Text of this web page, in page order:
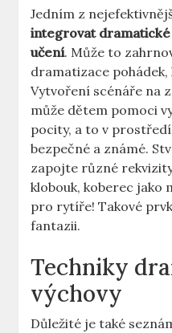
Jedním z
integrovat
učení. Může to
dramatizace
Vytvoření scénáře na
může dětem pomoci
pocity, a to v
bezpečné a známé.
zapojte různé
klobouk, koberec jako
pro rytíře! Takové
fantazii.
Techniky
výchovy
Důležité je také